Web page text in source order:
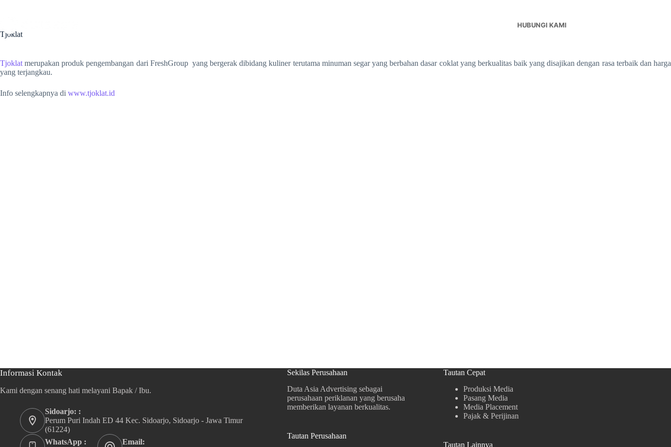
HUBUNGI KAMI
Tjoklat
Tjoklat merupakan produk pengembangan dari FreshGroup yang bergerak dibidang kuliner terutama minuman segar yang berbahan dasar coklat yang berkualitas baik yang disajikan dengan rasa terbaik dan harga
yang terjangkau.
Info selengkapnya di www.tjoklat.id
Informasi Kontak
Kami dengan senang hati melayani Bapak / Ibu.
Sidoarjo: :
Perum Puri Indah ED 44 Kec. Sidoarjo, Sidoarjo - Jawa Timur
(61224)
WhatsApp :
Email:
Sekilas Perusahaan
Duta Asia Advertising sebagai
perusahaan periklanan yang berusaha
memberikan layanan berkualitas.
Tautan Perusahaan
Tautan Cepat
Produksi Media
Pasang Media
Media Placement
Pajak & Perijinan
Tautan Lainnya